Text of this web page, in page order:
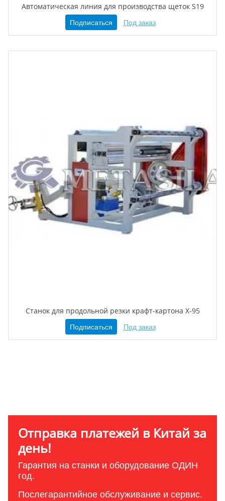
Автоматическая линия для производства щеток S19
Подписаться Под заказ
Станок для продольной резки крафт-картона X-95
Подписаться Под заказ
Отправка платежей в Китай за
день!
Гарантия на станки и оборудование ОДИН
год.
Послегарантийное обслуживание и сервис.